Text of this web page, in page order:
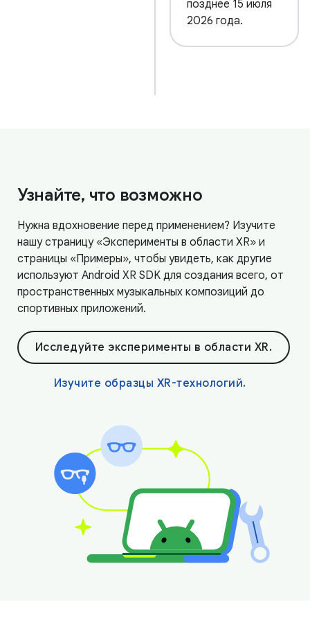
позднее 15 июля
2026 года.
Узнайте, что возможно
Нужна вдохновение перед применением? Изучите
нашу страницу «Эксперименты в области XR» и
страницы «Примеры», чтобы увидеть, как другие
используют Android XR SDK для создания всего, от
пространственных музыкальных композиций до
спортивных приложений.
Исследуйте эксперименты в области XR.
Изучите образцы XR-технологий.